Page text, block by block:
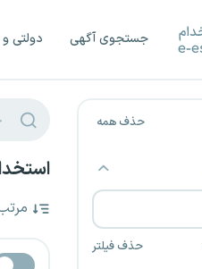
جستجوی آگهی دولتی
حذف همه
حذف فیلتر
استخدام